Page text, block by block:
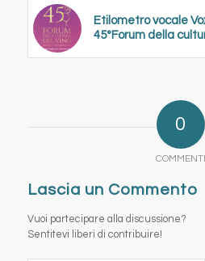
Etilometro vocale
45°Forum della
0
COMMENTI
Lascia un Commento
Vuoi partecipare alla discussione?
Sentitevi liberi di contribuire!